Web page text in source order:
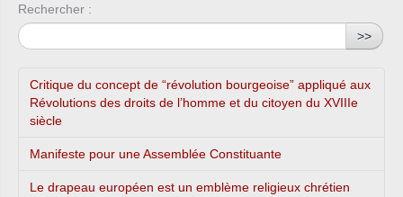
Rechercher :
>>
Critique du concept de “révolution bourgeoise” appliqué aux
Révolutions des droits de l’homme et du citoyen du XVIIIe
siècle
Manifeste pour une Assemblée Constituante
Le drapeau européen est un emblème religieux chrétien